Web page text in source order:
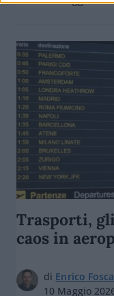
Trasporti,
caos in
di Enrico
10 Maggio